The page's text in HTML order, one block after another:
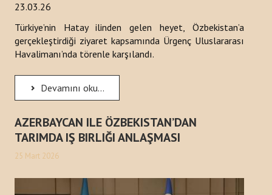
Kazakistan
Kırgızistan
Türkiye
Türkmenistan
Özbekistan
23.03.26
Türkiye’nin Hatay ilinden gelen heyet, Özbekistan’a
gerçekleştirdiği ziyaret kapsamında Ürgenç Uluslararası
Havalimanı’nda törenle karşılandı.
Devamını oku...
AZERBAYCAN ILE ÖZBEKISTAN’DAN
TARIMDA IŞ BIRLIĞI ANLAŞMASI
25 Mart 2026